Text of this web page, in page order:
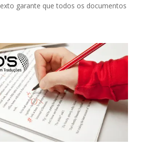
garante que todos os documentos